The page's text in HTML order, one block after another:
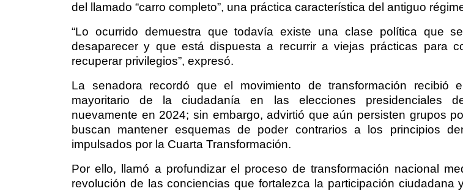
del llamado “carro completo”, una práctica característica del antiguo
“Lo ocurrido demuestra que todavía existe una clase política que
desaparecer y que está dispuesta a recurrir a viejas prácticas para
recuperar privilegios”, expresó.
La senadora recordó que el movimiento de transformación recibió
mayoritario de la ciudadanía en las elecciones presidenciales
nuevamente en 2024; sin embargo, advirtió que aún persisten grupos
buscan mantener esquemas de poder contrarios a los principios
impulsados por la Cuarta Transformación.
Por ello, llamó a profundizar el proceso de transformación nacional
revolución de las conciencias que fortalezca la participación ciudadana